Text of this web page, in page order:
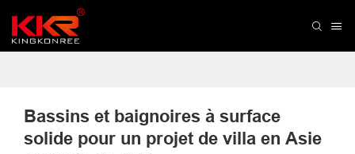
Bassins et baignoires à surface
solide pour un projet de villa en Asie